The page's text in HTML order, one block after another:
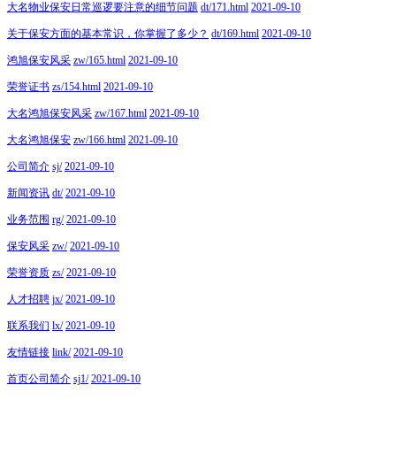
大名物业保安日常巡逻要注意的细节问题 dt/171.html 2021-09-10
关于保安方面的基本常识，你掌握了多少？ dt/169.html 2021-09-10
鸿旭保安风采 zw/165.html 2021-09-10
荣誉证书 zs/154.html 2021-09-10
大名鸿旭保安风采 zw/167.html 2021-09-10
大名鸿旭保安 zw/166.html 2021-09-10
公司简介 sj/ 2021-09-10
新闻资讯 dt/ 2021-09-10
业务范围 rg/ 2021-09-10
保安风采 zw/ 2021-09-10
荣誉资质 zs/ 2021-09-10
人才招聘 jx/ 2021-09-10
联系我们 lx/ 2021-09-10
友情链接 link/ 2021-09-10
首页公司简介 sj1/ 2021-09-10